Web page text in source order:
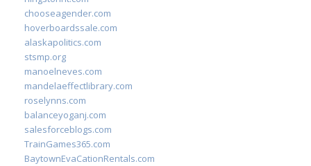
chooseagender.com
hoverboardssale.com
alaskapolitics.com
stsmp.org
manoelneves.com
mandelaeffectlibrary.com
roselynns.com
balanceyoganj.com
salesforceblogs.com
TrainGames365.com
BaytownEvaCationRentals.com